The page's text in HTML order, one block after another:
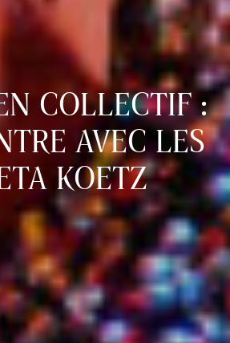
COLLECTIF :
AVEC LES
KOETZ